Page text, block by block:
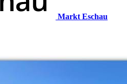
Markt Eschau